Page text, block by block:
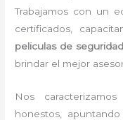
Trabajamos con un
certificados,
peliculas de
brindar el mejor
Nos
honestos,